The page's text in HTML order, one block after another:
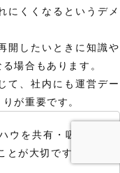
にくくなるというデメ
開したいときに知識や
場合もあります。
て、社内にも運営デー
が重要です。
ウを共有・吸収す
が大切です。